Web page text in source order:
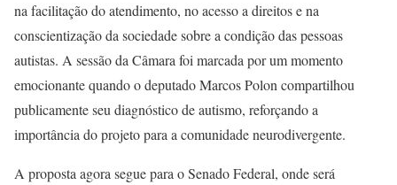
na facilitação do atendimento, no acesso a direitos e na
conscientização da sociedade sobre a condição das pessoas
autistas. A sessão da Câmara foi marcada por um momento
emocionante quando o deputado Marcos Polon compartilhou
publicamente seu diagnóstico de autismo, reforçando a
importância do projeto para a comunidade neurodivergente.
A proposta agora segue para o Senado Federal, onde será